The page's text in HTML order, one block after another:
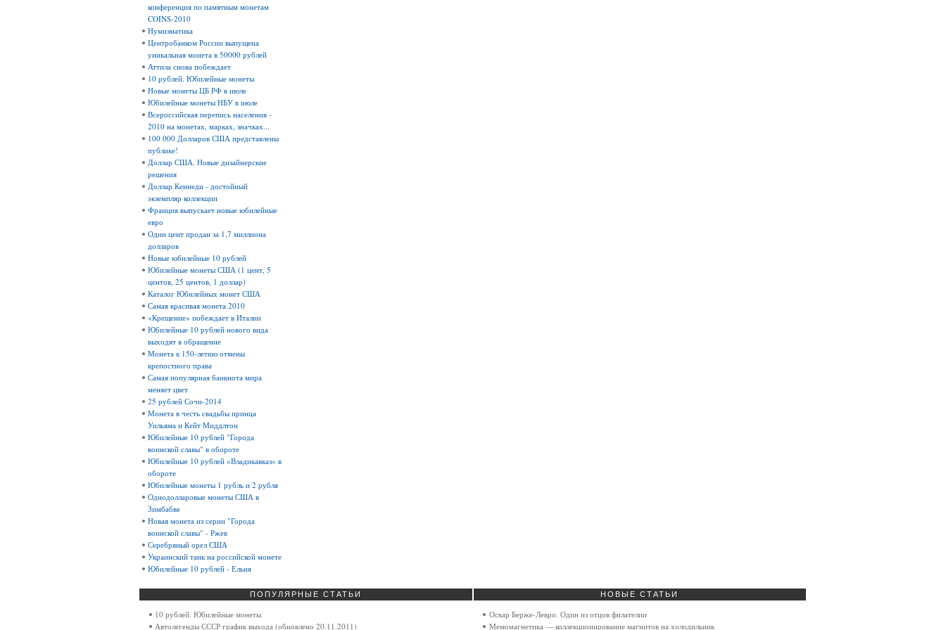
конференция по памятным монетам
COINS-2010
Нумизматика
Центробанком России выпущена
уникальная монета в 50000 рублей
Аттила снова побеждает
10 рублей. Юбилейные монеты
Новые монеты ЦБ РФ в июле
Юбилейные монеты НБУ в июле
Всероссийская перепись населения -
2010 на монетах, марках, значках...
100 000 Долларов США представлены
публике!
Доллар США. Новые дизайнерские
решения
Доллар Кеннеди - достойный
экземпляр коллекции
Франция выпускает новые юбилейные
евро
Один цент продан за 1,7 миллиона
долларов
Новые юбилейные 10 рублей
Юбилейные монеты США (1 цент, 5
центов, 25 центов, 1 доллар)
Каталог Юбилейных монет США
Самая красивая монета 2010
«Крещение» побеждает в Италии
Юбилейные 10 рублей нового вида
выходят в обращение
Монета к 150-летию отмены
крепостного права
Самая популярная банкнота мира
меняет цвет
25 рублей Сочи-2014
Монета в честь свадьбы принца
Уильяма и Кейт Миддлтон
Юбилейные 10 рублей "Города
воинской славы" в обороте
Юбилейные 10 рублей «Владикавказ» в
обороте
Юбилейные монеты 1 рубль и 2 рубля
Однодолларовые монеты США в
Зимбабве
Новая монета из серии "Города
воинской славы" - Ржев
Серебряный орел США
Украинский танк на российской монете
Юбилейные 10 рублей - Ельня
ПОПУЛЯРНЫЕ СТАТЬИ
10 рублей. Юбилейные монеты
Автолегенды СССР график выхода (обновлено 20.11.2011)
НОВЫЕ СТАТЬИ
Оскар Берже-Левро. Один из отцов филателии
Мемомагнетика — коллекционирование магнитов на холодильник